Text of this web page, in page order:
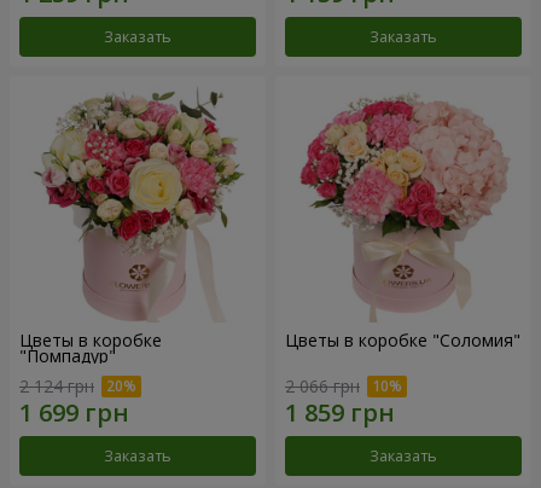
Заказать Заказать
Цветы в коробке
"Помпадур"
2 124 грн
Заказать
Цветы в коробке "Соломия"
2 066 грн
Заказать